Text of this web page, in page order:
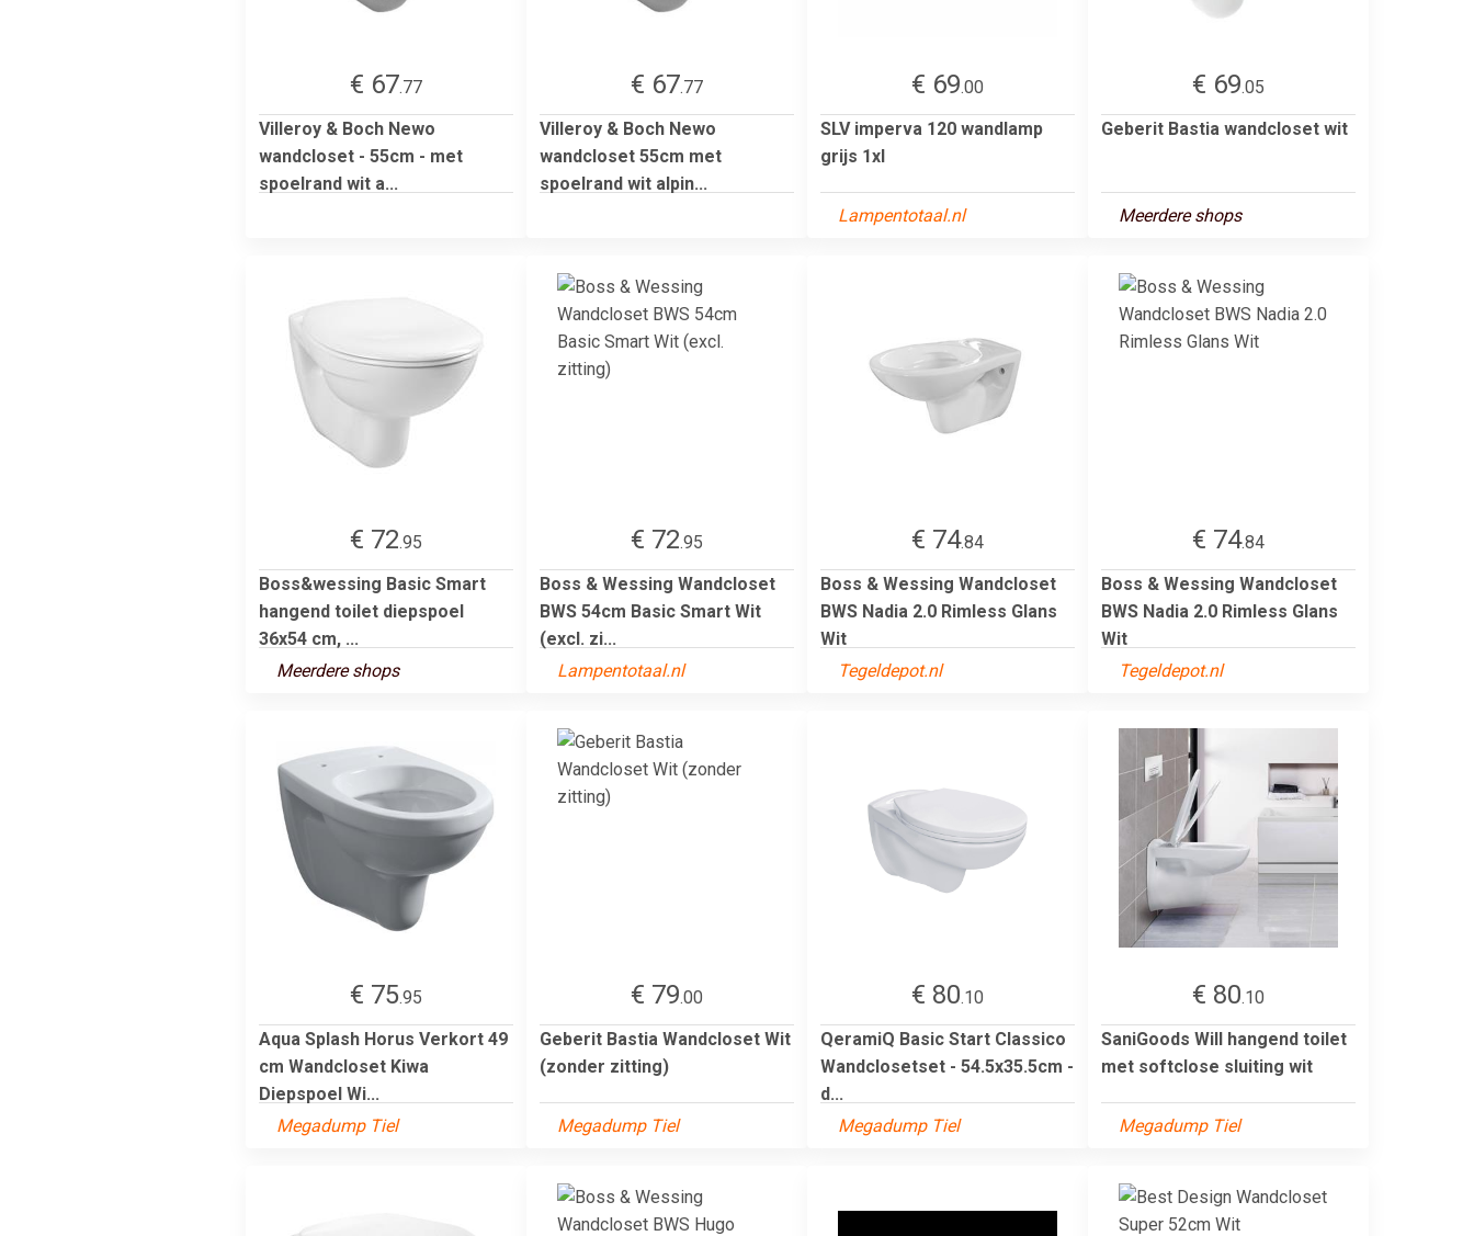
€ 67.77
Villeroy & Boch Newo
wandcloset - 55cm - met
spoelrand wit a...
€ 67.77
Villeroy & Boch Newo
wandcloset 55cm met
spoelrand wit alpin...
€ 69.00
SLV imperva 120 wandlamp
grijs 1xl
Lampentotaal.nl
€ 69.05
Geberit Bastia wandcloset wit
Meerdere shops
€ 72.95
Boss&wessing Basic Smart
hangend toilet diepspoel
36x54 cm, ...
Meerdere shops
€ 72.95
Boss & Wessing Wandcloset
BWS 54cm Basic Smart Wit
(excl. zi...
Lampentotaal.nl
€ 74.84
Boss & Wessing Wandcloset
BWS Nadia 2.0 Rimless Glans
Wit
Tegeldepot.nl
€ 74.84
Boss & Wessing Wandcloset
BWS Nadia 2.0 Rimless Glans
Wit
Tegeldepot.nl
€ 75.95
Aqua Splash Horus Verkort 49
cm Wandcloset Kiwa
Diepspoel Wi...
Megadump Tiel
€ 79.00
Geberit Bastia Wandcloset Wit
(zonder zitting)
Megadump Tiel
€ 80.10
QeramiQ Basic Start Classico
Wandclosetset - 54.5x35.5cm -
d...
Megadump Tiel
€ 80.10
SaniGoods Will hangend toilet
met softclose sluiting wit
Megadump Tiel